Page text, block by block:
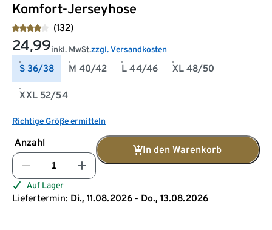
Komfort-Jerseyhose
(132)
24,99inkl. MwSt.zzgl. Versandkosten
S 36/38 M 40/42 L 44/46 XL 48/50
XXL 52/54
Richtige Größe ermitteln
Anzahl
In den Warenkorb
Auf Lager
Liefertermin: Di., 11.08.2026 - Do., 13.08.2026